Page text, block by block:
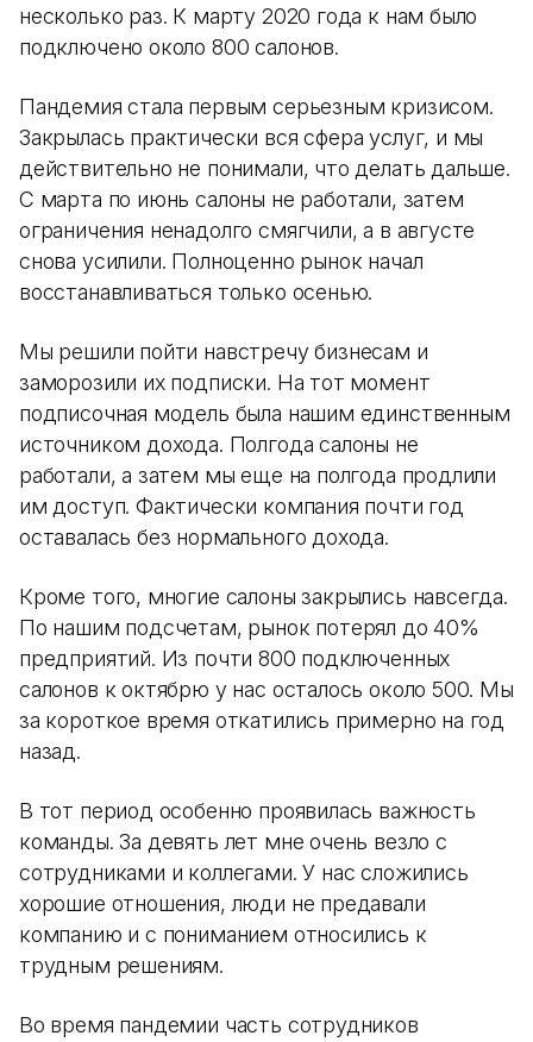
несколько раз. К марту 2020 года к нам было
подключено около 800 салонов.
Пандемия стала первым серьезным кризисом.
Закрылась практически вся сфера услуг, и мы
действительно не понимали, что делать дальше.
С марта по июнь салоны не работали, затем
ограничения ненадолго смягчили, а в августе
снова усилили. Полноценно рынок начал
восстанавливаться только осенью.
Мы решили пойти навстречу бизнесам и
заморозили их подписки. На тот момент
подписочная модель была нашим единственным
источником дохода. Полгода салоны не
работали, а затем мы еще на полгода продлили
им доступ. Фактически компания почти год
оставалась без нормального дохода.
Кроме того, многие салоны закрылись навсегда.
По нашим подсчетам, рынок потерял до 40%
предприятий. Из почти 800 подключенных
салонов к октябрю у нас осталось около 500. Мы
за короткое время откатились примерно на год
назад.
В тот период особенно проявилась важность
команды. За девять лет мне очень везло с
сотрудниками и коллегами. У нас сложились
хорошие отношения, люди не предавали
компанию и с пониманием относились к
трудным решениям.
Во время пандемии часть сотрудников